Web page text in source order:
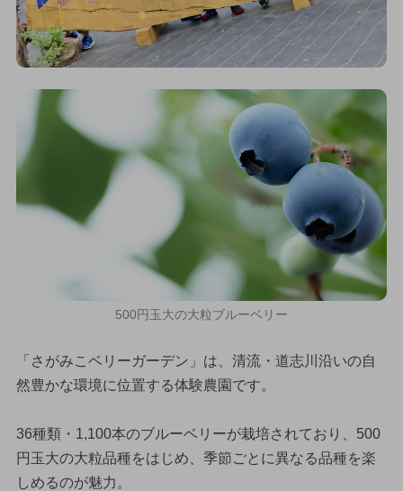
500円玉大の大粒ブルーベリー
「さがみこベリーガーデン」は、清流・道志川沿いの自
然豊かな環境に位置する体験農園です。
36種類・1,100本のブルーベリーが栽培されており、500
円玉大の大粒品種をはじめ、季節ごとに異なる品種を楽
しめるのが魅力。